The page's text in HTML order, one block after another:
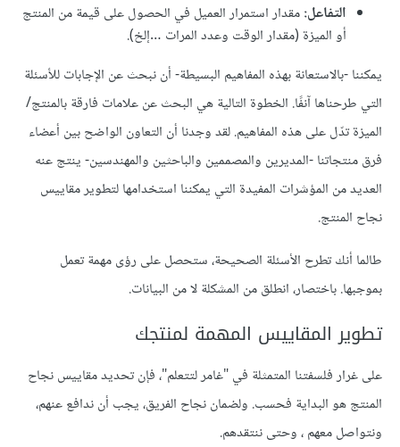
التفاعل:مقدار استمرار العميل في الحصول على قيمة من المنتج
أو الميزة (مقدار الوقت وعدد المرات …إلخ).
يمكننا -بالاستعانة بهذه المفاهيم البسيطة- أن نبحث عن الإجابات للأسئلة
التي طرحناها آنفًا. الخطوة التالية هي البحث عن علامات فارقة بالمنتج/
الميزة تدّل على هذه المفاهيم. لقد وجدنا أن التعاون الواضح بين أعضاء
فرق منتجاتنا -المديرين والمصممين والباحثين والمهندسين- ينتج عنه
العديد من المؤشرات المفيدة التي يمكننا استخدامها لتطوير مقاييس
نجاح المنتج.
طالما أنك تطرح الأسئلة الصحيحة، ستحصل على رؤى مهمة تعمل
بموجبها. باختصار، انطلق من المشكلة لا من البيانات.
تطوير المقاييس المهمة لمنتجك
على غرار فلسفتنا المتمثلة في "غامر لتتعلم"، فإن تحديد مقاييس نجاح
المنتج هو البداية فحسب. ولضمان نجاح الفريق، يجب أن ندافع عنهم،
ونتواصل معهم ، وحتى ننتقدهم.